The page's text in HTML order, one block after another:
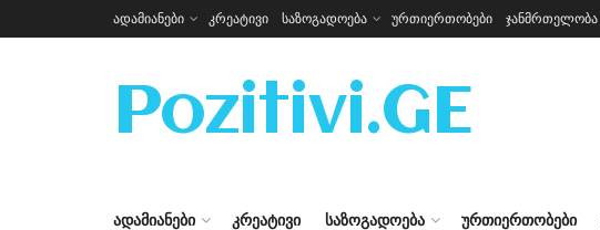
ადამიანები კრეატივი საზოგადოება ურთიერთობები ჯანმრთელობა
Pozitivi.GE
ᲐᲓᲐᲛᲘᲐᲜᲔᲑᲘ ᲙᲠᲔᲐᲢᲘᲕᲘ ᲡᲐᲖᲝᲒᲐᲓᲝᲔᲑᲐ ᲣᲠᲗᲘᲔᲠᲗᲝᲑᲔᲑᲘ